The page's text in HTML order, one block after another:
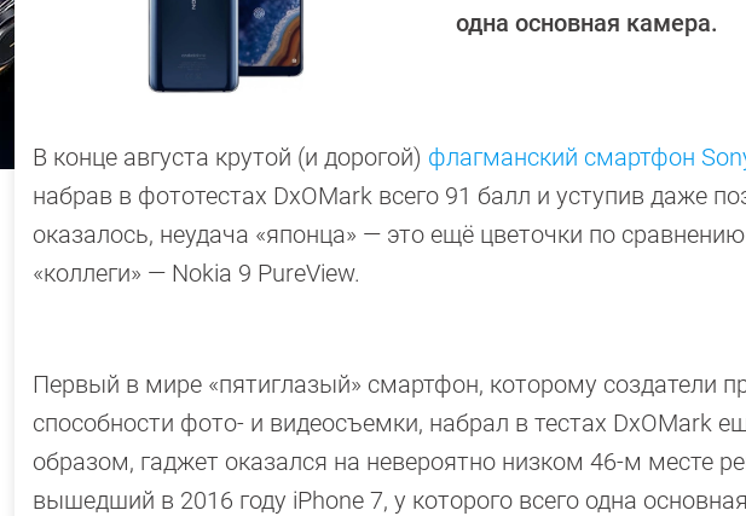
одна основная камера.
В конце августа крутой (и дорогой) флагманский смартфон
набрав в фототестах DxOMark всего 91 балл и уступив даже
оказалось, неудача «японца» — это ещё цветочки по
«коллеги» — Nokia 9 PureView.
Первый в мире «пятиглазый» смартфон, которому создатели
способности фото- и видеосъемки, набрал в тестах DxOMark
образом, гаджет оказался на невероятно низком 46-м месте
вышедший в 2016 году iPhone 7, у которого всего одна